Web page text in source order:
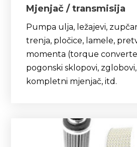
Mjenjač / transmisija
Pumpa ulja, ležajevi,
trenja, pločice, lamele,
momenta (torque
pogonski sklopovi,
kompletni mjenjač, itd.